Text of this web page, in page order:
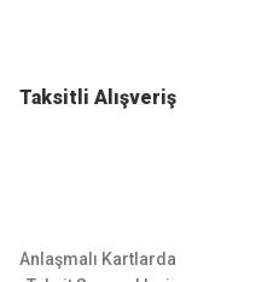
Taksitli Alışveriş
Anlaşmalı Kartlarda